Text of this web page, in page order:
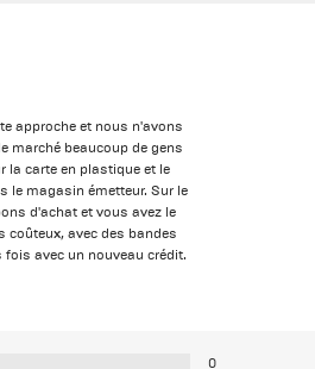
approche et nous n'avons
marché beaucoup de gens
la carte en plastique et le
le magasin émetteur. Sur le
d'achat et vous avez le
avec des bandes
avec un nouveau crédit.
0